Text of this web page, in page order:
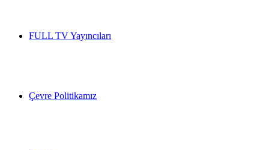
FULL TV Yayıncıları
Çevre Politikamız